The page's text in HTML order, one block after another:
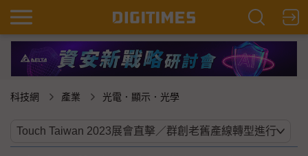
科技網 產業 光電．顯示．光學